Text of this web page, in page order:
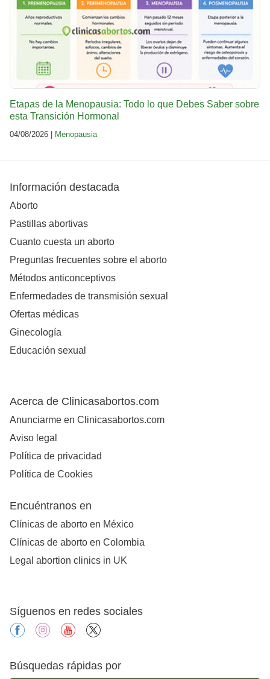
Etapas de la Menopausia: Todo lo que Debes Saber sobre
esta Transición Hormonal
04/08/2026 | Menopausia
Información destacada
Aborto
Pastillas abortivas
Cuanto cuesta un aborto
Preguntas frecuentes sobre el aborto
Métodos anticonceptivos
Enfermedades de transmisión sexual
Ofertas médicas
Ginecología
Educación sexual
Acerca de Clinicasabortos.com
Anunciarme en Clinicasabortos.com
Aviso legal
Política de privacidad
Política de Cookies
Encuéntranos en
Clínicas de aborto en México
Clínicas de aborto en Colombia
Legal abortion clinics in UK
Síguenos en redes sociales
facebookinstagramyoutube
Búsquedas rápidas por